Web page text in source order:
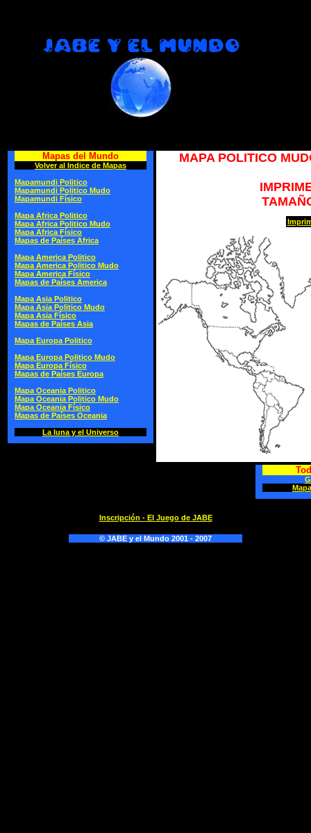
Mapas del Mundo
Volver al Indice de Mapas
Mapamundi Politico
Mapamundi Politico Mudo
Mapamundi Físico
Mapa Africa Politico
Mapa Africa Politico Mudo
Mapa Africa Físico
Mapas de Países Africa
Mapa America Politico
Mapa America Politico Mudo
Mapa America Físico
Mapas de Países America
Mapa Asia Politico
Mapa Asia Politico Mudo
Mapa Asia Físico
Mapas de Países Asia
Mapa Europa Politico
Mapa Europa Politico Mudo
Mapa Europa Físico
Mapas de Países Europa
Mapa Oceania Politico
Mapa Oceania Politico Mudo
Mapa Oceania Físico
Mapas de Países Oceania
La luna y el Universo
MAPA POLITICO
Inscripción - El Juego de JABE
© JABE y el Mundo 2001 - 2007